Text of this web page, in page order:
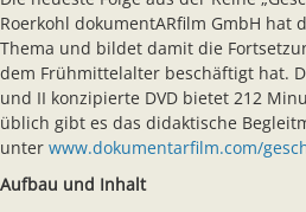
Roerkohl dokumentARfilm GmbH hat
Thema und bildet damit die
dem Frühmittelalter beschäftigt hat.
und II konzipierte DVD bietet 212
üblich gibt es das didaktische
unter www.dokumentarfilm.com/
Aufbau und Inhalt